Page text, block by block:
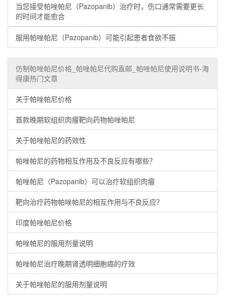
当您接受帕唑帕尼（Pazopanib）治疗时，伤口通常需要更长
的时间才能愈合
服用帕唑帕尼（Pazopanib）可能引起患者食欲不振
仿制帕唑帕尼价格_帕唑帕尼代购直邮_帕唑帕尼使用说明书-海
得康热门文章
关于帕唑帕尼价格
首款晚期软组织肉瘤靶向药物帕唑帕尼
关于帕唑帕尼的药效性
帕唑帕尼的药物相互作用及不良反应有哪些？
帕唑帕尼（Pazopanib）可以治疗软组织肉瘤
靶向治疗药物帕唑帕尼的相互作用与不良反应？
印度帕唑帕尼价格
帕唑帕尼的服用剂量说明
帕唑帕尼治疗晚期肾透明细胞癌的疗效
关于帕唑帕尼的服用剂量说明